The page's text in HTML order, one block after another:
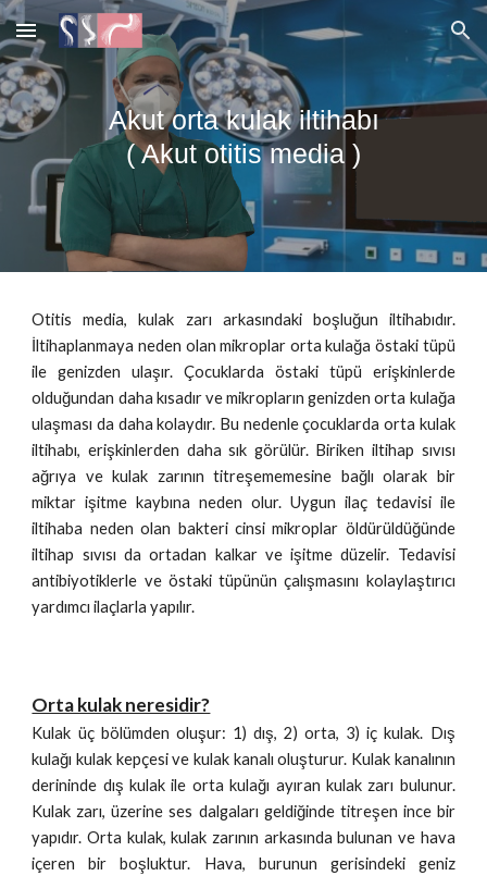
Skip to main content Skip to navigation
Akut orta kulak iltihabı
( Akut otitis media )
Otitis media, kulak zarı arkasındaki boşluğun iltihabıdır.
İltihaplanmaya neden olan mikroplar orta kulağa östaki tüpü
ile genizden ulaşır. Çocuklarda östaki tüpü erişkinlerde
olduğundan daha kısadır ve mikropların genizden orta kulağa
ulaşması da daha kolaydır. Bu nedenle çocuklarda orta kulak
iltihabı, erişkinlerden daha sık görülür. Biriken iltihap sıvısı
ağrıya ve kulak zarının titreşememesine bağlı olarak bir
miktar işitme kaybına neden olur. Uygun ilaç tedavisi ile
iltihaba neden olan bakteri cinsi mikroplar öldürüldüğünde
iltihap sıvısı da ortadan kalkar ve işitme düzelir. Tedavisi
antibiyotiklerle ve östaki tüpünün çalışmasını kolaylaştırıcı
yardımcı ilaçlarla yapılır.
Orta kulak neresidir?
Kulak üç bölümden oluşur: 1) dış, 2) orta, 3) iç kulak. Dış
kulağı kulak kepçesi ve kulak kanalı oluşturur. Kulak kanalının
derininde dış kulak ile orta kulağı ayıran kulak zarı bulunur.
Kulak zarı, üzerine ses dalgaları geldiğinde titreşen ince bir
yapıdır. Orta kulak, kulak zarının arkasında bulunan ve hava
içeren bir boşluktur. Hava, burunun gerisindeki geniz